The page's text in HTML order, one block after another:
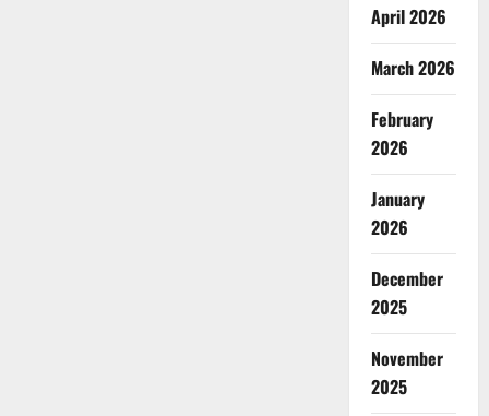
April 2026
March 2026
February
2026
January
2026
December
2025
November
2025